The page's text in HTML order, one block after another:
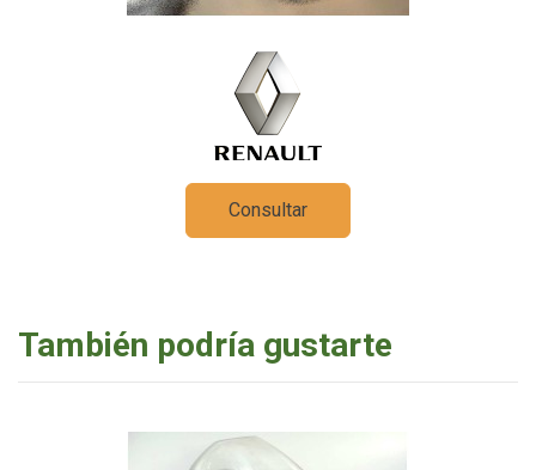
Consultar
También podría gustarte